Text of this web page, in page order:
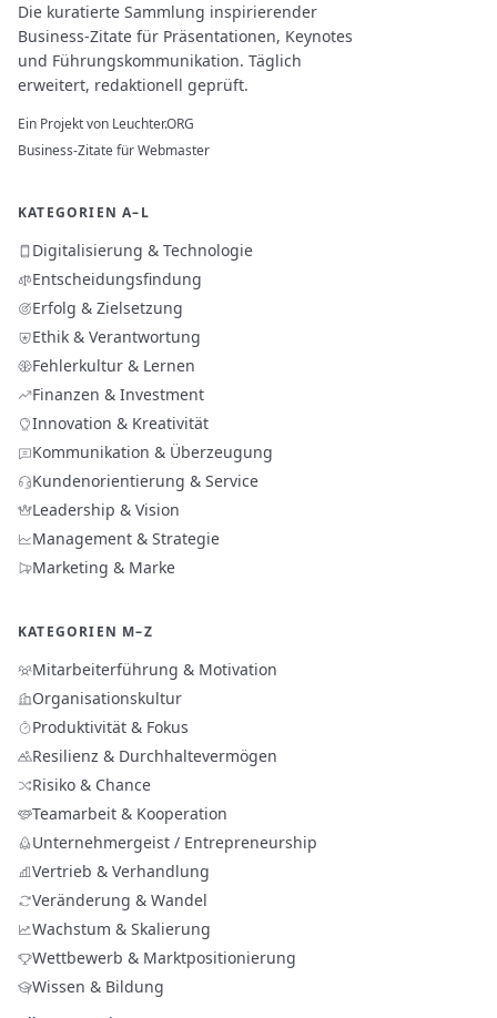
Die kuratierte Sammlung inspirierender
Business-Zitate für Präsentationen, Keynotes
und Führungskommunikation. Täglich
erweitert, redaktionell geprüft.
Ein Projekt von Leuchter.ORG
Business-Zitate für Webmaster
KATEGORIEN A–L
Digitalisierung & Technologie
Entscheidungsfindung
Erfolg & Zielsetzung
Ethik & Verantwortung
Fehlerkultur & Lernen
Finanzen & Investment
Innovation & Kreativität
Kommunikation & Überzeugung
Kundenorientierung & Service
Leadership & Vision
Management & Strategie
Marketing & Marke
KATEGORIEN M–Z
Mitarbeiterführung & Motivation
Organisationskultur
Produktivität & Fokus
Resilienz & Durchhaltevermögen
Risiko & Chance
Teamarbeit & Kooperation
Unternehmergeist / Entrepreneurship
Vertrieb & Verhandlung
Veränderung & Wandel
Wachstum & Skalierung
Wettbewerb & Marktpositionierung
Wissen & Bildung